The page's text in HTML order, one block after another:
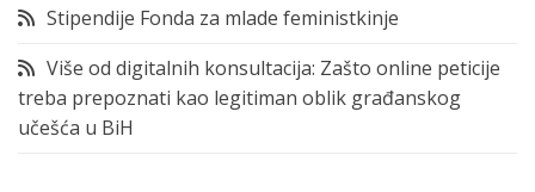
Stipendije Fonda za mlade feministkinje
Više od digitalnih konsultacija: Zašto online peticije
treba prepoznati kao legitiman oblik građanskog
učešća u BiH